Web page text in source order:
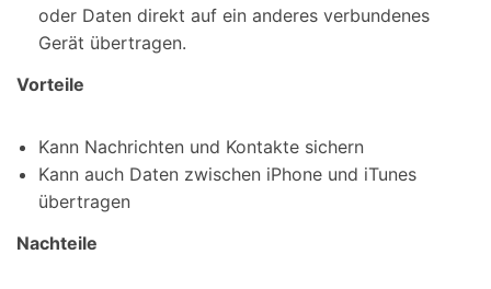
oder Daten direkt auf ein anderes verbundenes
Gerät übertragen.
Vorteile
Kann Nachrichten und Kontakte sichern
Kann auch Daten zwischen iPhone und iTunes
übertragen
Nachteile